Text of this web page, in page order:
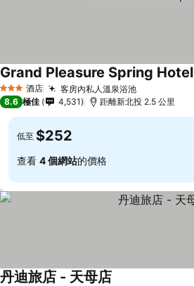
3 星級 酒店 客房內私人溫泉浴池
Grand Pleasure Spring Hotel
8.6 極佳 4,531 距離新北投 2.5 公里
低至 $252
查看 4 個網站的價格
丹迪旅店 - 天母店